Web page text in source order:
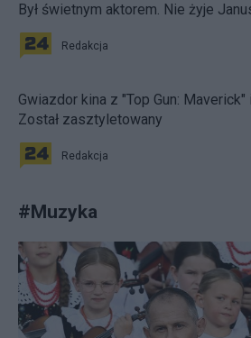
Był świetnym aktorem. Nie żyje
Redakcja
Gwiazdor kina z "Top Gun: Maverick"
Został zasztyletowany
Redakcja
#Muzyka